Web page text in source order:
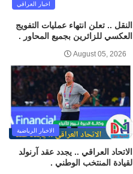
اخبار العراقي
النقل .. تعلن انتهاء عمليات التفويج
العكسي للزائرين بجميع المحاور .
August 05, 2026
الاخبار الرياضية
الاتحاد العراقي .. يجدد عقد آرنولد
لقيادة المنتخب الوطني .